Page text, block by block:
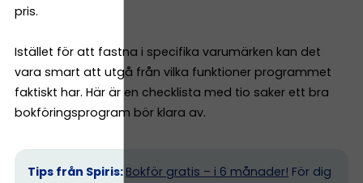
pris.
Istället för att fastna i specifika varumärken kan det
vara smart att utgå från vilka funktioner programmet
faktiskt har. Här är en checklista med tio saker ett bra
bokföringsprogram bör klara av.
Tips från Spiris: Bokför gratis – i 6 månader! För dig